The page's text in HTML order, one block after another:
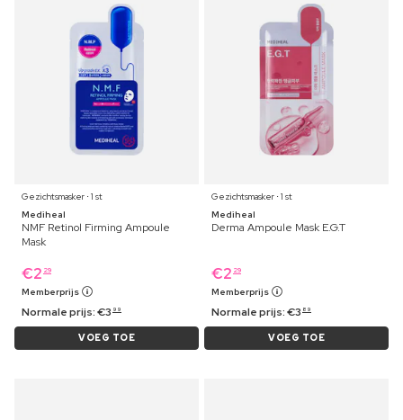
Gezichtsmasker ⋅ 1 st
Mediheal
NMF Retinol Firming Ampoule
Mask
€2 29
Memberprijs
Normale prijs:€3 99
VOEG TOE
Gezichtsmasker ⋅ 1 st
Mediheal
Derma Ampoule Mask E.G.T
€2 29
Memberprijs
Normale prijs:€3 89
VOEG TOE